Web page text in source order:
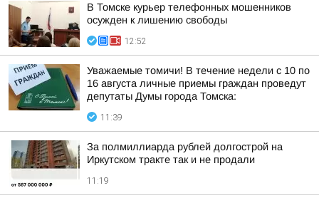
В Томске курьер телефонных мошенников
осужден к лишению свободы
12:52
Уважаемые томичи! В течение недели с 10 по
16 августа личные приемы граждан проведут
депутаты Думы города Томска:
11:39
За полмиллиарда рублей долгострой на
Иркутском тракте так и не продали
11:19